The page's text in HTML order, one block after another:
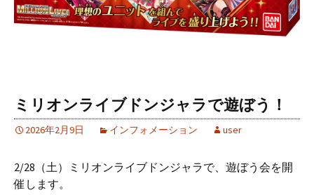
ミリオンライブドンジャラで遊ぼう！
2026年2月9日 インフォメーション user
2/28（土）ミリオンライブドンジャラで、遊ぼう会を開
催します。